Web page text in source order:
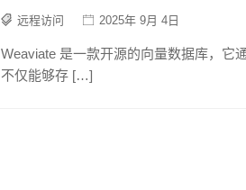
远程访问 2025年 9月 4日
Weaviate 是一款开源的向量数据库，它
不仅能够存 […]